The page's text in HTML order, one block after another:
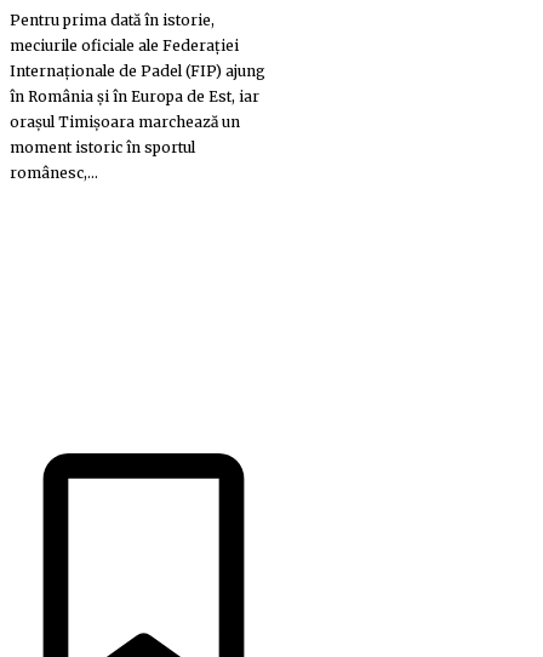
Pentru prima dată în istorie,
meciurile oficiale ale Federației
Internaționale de Padel (FIP) ajung
în România și în Europa de Est, iar
orașul Timișoara marchează un
moment istoric în sportul
românesc,...